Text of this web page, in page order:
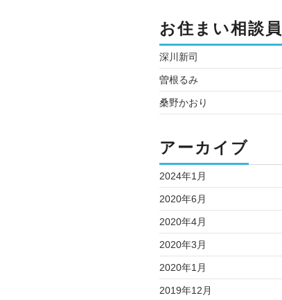
お住まい相談員
深川新司
曽根るみ
桑野かおり
アーカイブ
2024年1月
2020年6月
2020年4月
2020年3月
2020年1月
2019年12月